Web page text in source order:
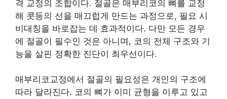
격 교정의 조합이다. 절골은 매부리코의 뼈를 교정
해 콧등의 선을 매끄럽게 만드는 과정으로, 필요 시
비대칭을 바로잡는 데 효과적이다. 다만 모든 경우
에 절골이 필수인 것은 아니며, 코의 전체 구조와 기
능을 살핀 정확한 진단이 최우선이다.
매부리코교정에서 절골의 필요성은 개인의 구조에
따라 달라진다. 코의 뼈가 이미 균형을 이루고 있고